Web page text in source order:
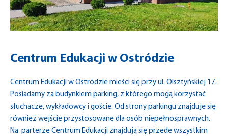
Centrum Edukacji w Ostródzie
Centrum Edukacji w Ostródzie mieści się przy ul. Olsztyńskiej 17.
Posiadamy za budynkiem parking, z którego mogą korzystać
słuchacze, wykładowcy i goście. Od strony parkingu znajduje się
również wejście przystosowane dla osób niepełnosprawnych.
Na parterze Centrum Edukacji znajdują się przede wszystkim